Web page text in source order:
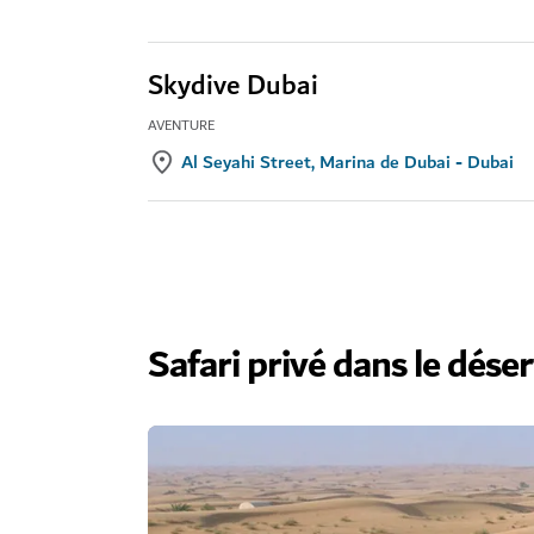
Skydive Dubai
AVENTURE
Al Seyahi Street, Marina de Dubai - Dubai
Safari privé dans le